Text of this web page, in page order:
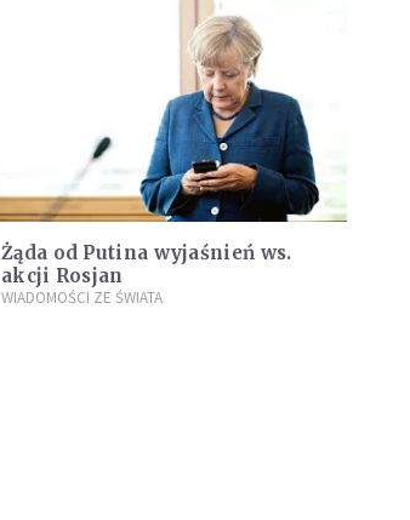
Żąda od Putina wyjaśnień ws.
akcji Rosjan
WIADOMOŚCI ZE ŚWIATA